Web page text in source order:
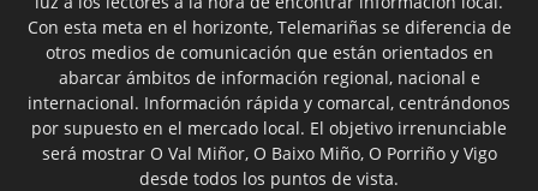
Con esta meta en el horizonte, Telemariñas se diferencia de
otros medios de comunicación que están orientados en
abarcar ámbitos de información regional, nacional e
internacional. Información rápida y comarcal, centrándonos
por supuesto en el mercado local. El objetivo irrenunciable
será mostrar O Val Miñor, O Baixo Miño, O Porriño y Vigo
desde todos los puntos de vista.